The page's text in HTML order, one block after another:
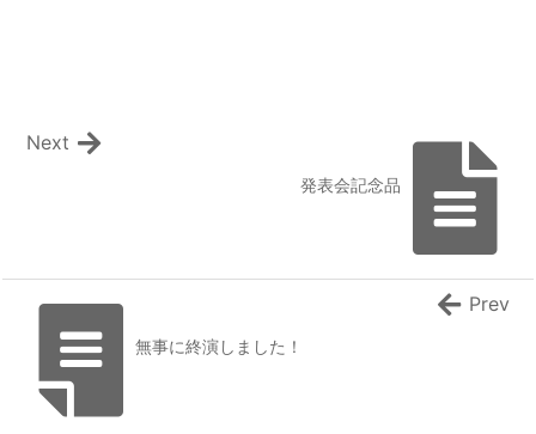
発表会記念品
Next
無事に終演しました！
Prev